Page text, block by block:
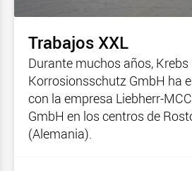
Trabajos XXL
Durante muchos años, Krebs
Korrosionsschutz GmbH ha
con la empresa Liebherr-
GmbH en los centros de
(Alemania).